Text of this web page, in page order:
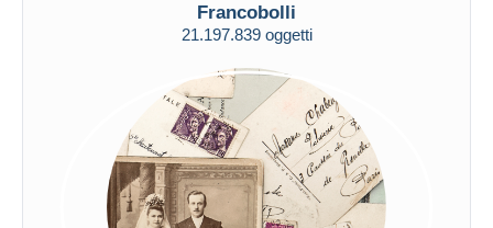
Spedizione gratuita
PayPal
Bonifico bancario
Visa
Mastercard
Bancontact
Francobolli
21.197.839 oggetti